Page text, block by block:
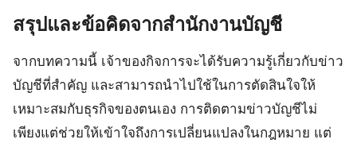
สรุปและข้อคิดจากสำนักงานบัญชี
จากบทความนี้ เจ้าของกิจการจะได้รับความรู้เกี่ยวกับข่าว
บัญชีที่สำคัญ และสามารถนำไปใช้ในการตัดสินใจให้
เหมาะสมกับธุรกิจของตนเอง การติดตามข่าวบัญชีไม่
เพียงแต่ช่วยให้เข้าใจถึงการเปลี่ยนแปลงในกฎหมาย แต่